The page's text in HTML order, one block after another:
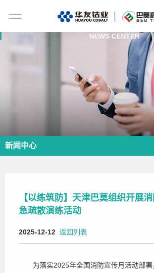
NEWS CENTER
新闻中心
【以练筑防】天津巴莫组织开展
急疏散演练活动
2025-12-12 返回列表
为落实2025年全国消防宣传月活动部